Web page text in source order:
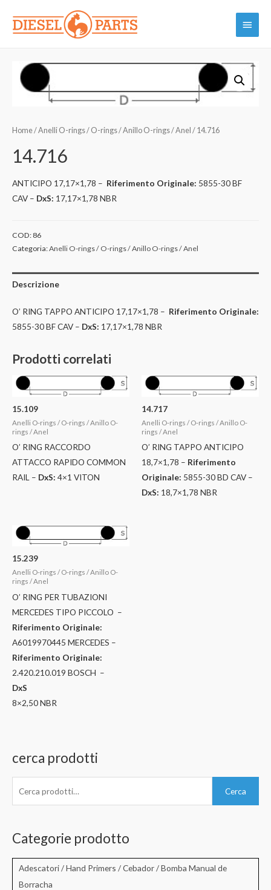
contenuto
Menu
Home/Anelli O-rings / O-rings / Anillo O-rings / Anel / 14.716
14.716
ANTICIPO 17,17×1,78 – Riferimento Originale: 5855-30 BF
CAV – DxS: 17,17×1,78 NBR
COD:86
Categoria:Anelli O-rings / O-rings / Anillo O-rings / Anel
Descrizione
O’ RING TAPPO ANTICIPO 17,17×1,78 – Riferimento Originale:
5855-30 BF CAV – DxS: 17,17×1,78 NBR
Prodotti correlati
15.109
Anelli O-rings / O-rings / Anillo O-
rings / Anel
O’ RING RACCORDO
ATTACCO RAPIDO COMMON
RAIL – DxS: 4×1 VITON
14.717
Anelli O-rings / O-rings / Anillo O-
rings / Anel
O’ RING TAPPO ANTICIPO
18,7×1,78 – Riferimento
Originale: 5855-30 BD CAV –
DxS: 18,7×1,78 NBR
15.239
Anelli O-rings / O-rings / Anillo O-
rings / Anel
O’ RING PER TUBAZIONI
MERCEDES TIPO PICCOLO –
Riferimento Originale:
A6019970445 MERCEDES –
Riferimento Originale:
2.420.210.019 BOSCH –
DxS
8×2,50 NBR
cerca prodotti
c
Cerca
Categorie prodotto
Adescatori / Hand Primers / Cebador / Bomba Manual de
Borracha